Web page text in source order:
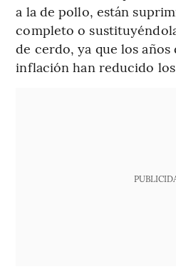
a la de pollo, están
completo o
de cerdo, ya que los años
inflación han reducido